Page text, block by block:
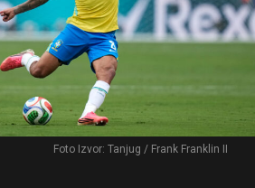
Foto Izvor: Tanjug / Frank Franklin II